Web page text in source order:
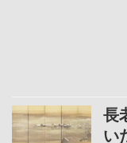
長
い